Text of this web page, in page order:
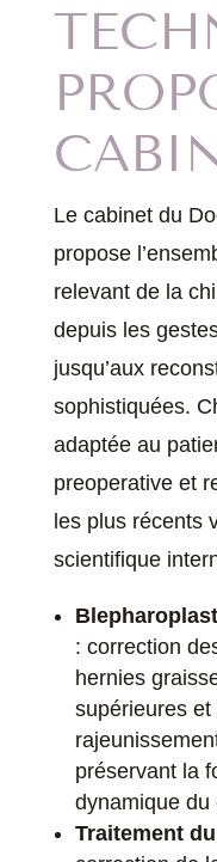
Le cabinet du
propose
relevant de la
depuis les
jusqu’aux
sophistiquées.
adaptée au
preoperative et
les plus récents
scientifique
: correction
hernies
supérieures
préservant la
dynamique du
Traitement